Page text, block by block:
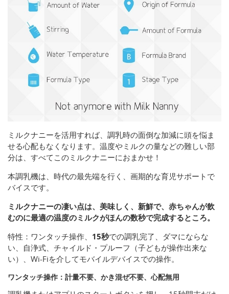
ミルクナニーを活用すれば、調乳時の面倒な加減に頭を悩ま
せる心配もなくなります。温度やミルクの量などの難しい部
分は、すべてこのミルクナニーにおまかせ！
本調乳機は、時代の最先端を行く、画期的な育児サポートで
バイスです。
ミルクナニーの凄い点は、美味しく、新鮮で、赤ちゃんが飲
むのに最適の温度のミルクがほんの数秒で完成するところ。
特性：ワンタッチ操作、 15秒での調乳完了、ダマにならな
い、自浄式、チャイルド・プルーフ（子どもが操作出来な
い）、Wi-Fiを介してモバイルデバイスでの操作。
ワンタッチ操作：計量不要、かき混ぜ不要、心配無用